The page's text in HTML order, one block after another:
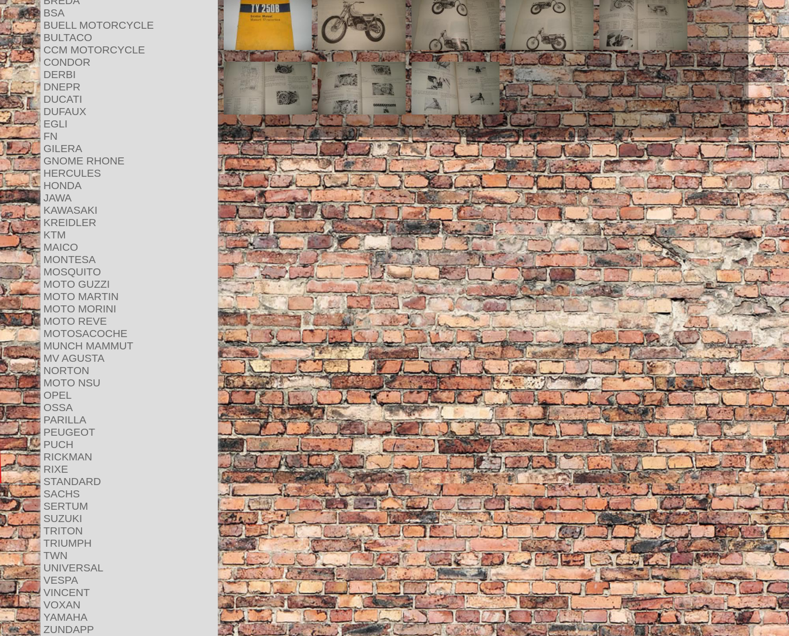
BSA
BUELL MOTORCYCLE
BULTACO
CCM MOTORCYCLE
CONDOR
DERBI
DNEPR
DUCATI
DUFAUX
EGLI
FN
GILERA
GNOME RHONE
HERCULES
HONDA
JAWA
KAWASAKI
KREIDLER
KTM
MAICO
MONTESA
MOSQUITO
MOTO GUZZI
MOTO MARTIN
MOTO MORINI
MOTO REVE
MOTOSACOCHE
MUNCH MAMMUT
MV AGUSTA
NORTON
MOTO NSU
OPEL
OSSA
PARILLA
PEUGEOT
PUCH
RICKMAN
RIXE
STANDARD
SACHS
SERTUM
SUZUKI
TRITON
TRIUMPH
TWN
UNIVERSAL
VESPA
VINCENT
VOXAN
YAMAHA
ZUNDAPP